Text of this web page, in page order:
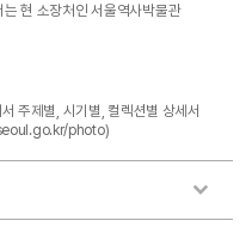
현 소장처인 서울역사박물관
주제별, 시기별, 컬렉션별 상세서
photo)